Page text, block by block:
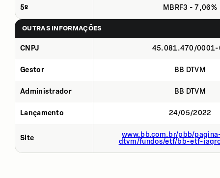
5º MBRF3 - 7,06%
OUTRAS INFORMAÇÕES
CNPJ 45.081.470/0001-
Gestor BB DTVM
Administrador BB DTVM
Lançamento 24/05/2022
Site
www.bb.com.br/pbb/
dtvm/fundos/etf/bb-etf-